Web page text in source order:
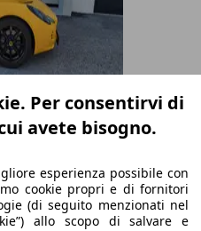
Per consentirvi di
avete bisogno.
esperienza possibile con
cookie propri e di fornitori
(di seguito menzionati nel
allo scopo di salvare e